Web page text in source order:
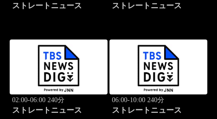
ストレートニュース ストレートニュース
02:00-06:00 240分
ストレートニュース
06:00-10:00 240分
ストレートニュース